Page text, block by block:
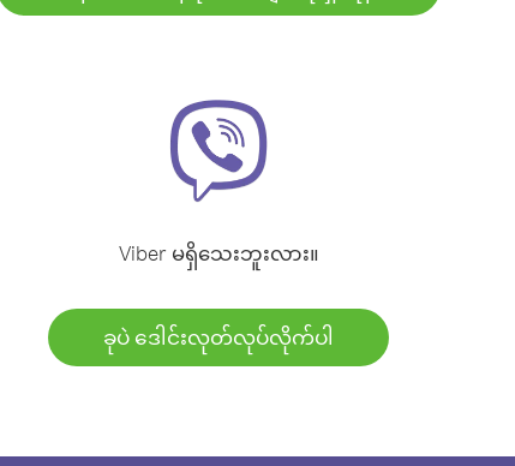
Viber မရှိသေးဘူးလား။
ခုပဲ ဒေါင်းလုတ်လုပ်လိုက်ပါ